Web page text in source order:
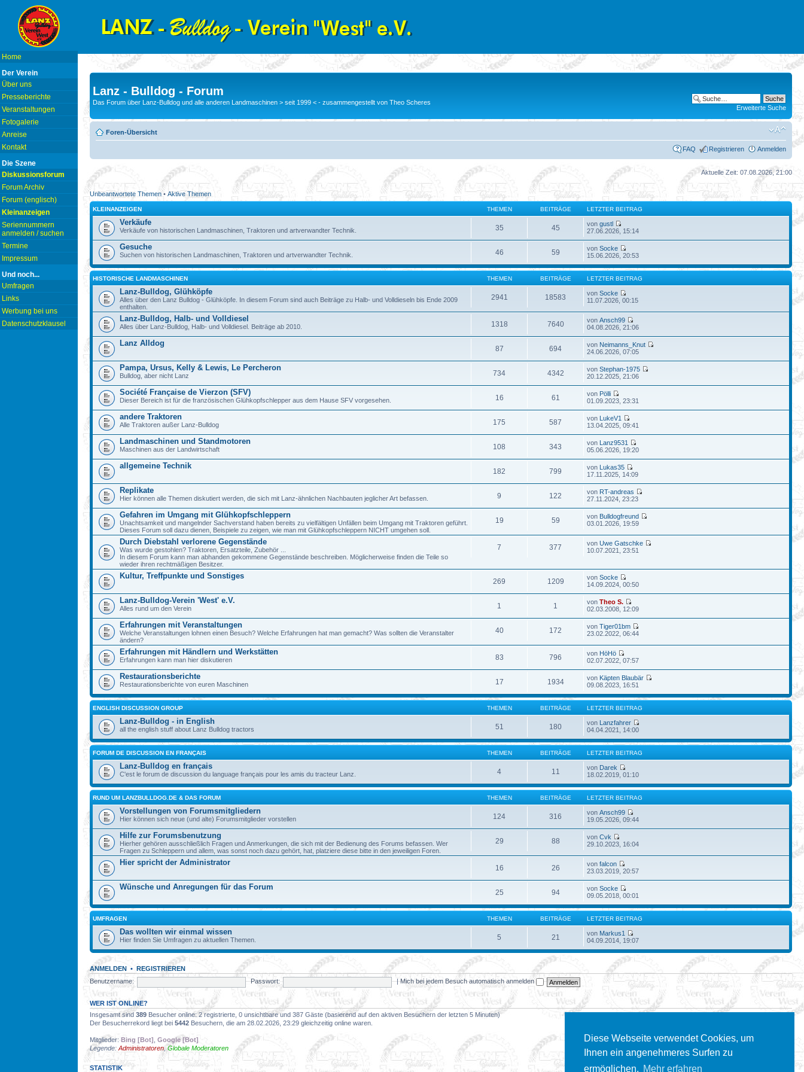
Diese Webseite verwendet Cookies, um
Ihnen ein angenehmeres Surfen zu
ermöglichen. Mehr erfahren
Home
Der Verein
Über uns
Presseberichte
Veranstaltungen
Fotogalerie
Anreise
Kontakt
Die Szene
Diskussionsforum
Forum Archiv
Forum (englisch)
Kleinanzeigen
Seriennummern
anmelden / suchen
Termine
Impressum
Und noch...
Umfragen
Links
Werbung bei uns
Datenschutzklausel
Lanz - Bulldog - Forum
Das Forum über Lanz-Bulldog und alle anderen Landmaschinen > seit 1999 < - zusammengestellt von Theo Scheres
Erweiterte Suche
Foren-Übersicht
FAQ Registrieren Anmelden
Aktuelle Zeit: 07.08.2026, 21:00
Unbeantwortete Themen• Aktive Themen
KLEINANZEIGEN THEMEN BEITRÄGE LETZTER BEITRAG
Verkäufe
Verkäufe von historischen Landmaschinen, Traktoren und artverwandter Technik. 35 45 vongustl
27.06.2026, 15:14
Gesuche
Suchen von historischen Landmaschinen, Traktoren und artverwandter Technik. 46 59 vonSocke
15.06.2026, 20:53
HISTORISCHE LANDMASCHINEN THEMEN BEITRÄGE LETZTER BEITRAG
Lanz-Bulldog, Glühköpfe
Alles über den Lanz Bulldog - Glühköpfe. In diesem Forum sind auch Beiträge zu Halb- und Volldieseln bis Ende 2009
enthalten.
2941 18583 vonSocke
11.07.2026, 00:15
Lanz-Bulldog, Halb- und Volldiesel
Alles über Lanz-Bulldog, Halb- und Volldiesel. Beiträge ab 2010. 1318 7640 vonAnsch99
04.08.2026, 21:06
Lanz Alldog
87 694 von Neimanns_Knut
24.06.2026, 07:05
Pampa, Ursus, Kelly & Lewis, Le Percheron
Bulldog, aber nicht Lanz 734 4342 vonStephan-1975
20.12.2025, 21:06
Société Française de Vierzon (SFV)
Dieser Bereich ist für die französischen Glühkopfschlepper aus dem Hause SFV vorgesehen. 16 61 von Pölli
01.09.2023, 23:31
andere Traktoren
Alle Traktoren außer Lanz-Bulldog 175 587 von LukeV1
13.04.2025, 09:41
Landmaschinen und Standmotoren
Maschinen aus der Landwirtschaft 108 343 von Lanz9531
05.06.2026, 19:20
allgemeine Technik
182 799 von Lukas35
17.11.2025, 14:09
Replikate
Hier können alle Themen diskutiert werden, die sich mit Lanz-ähnlichen Nachbauten jeglicher Art befassen. 9 122 von RT-andreas
27.11.2024, 23:23
Gefahren im Umgang mit Glühkopfschleppern
Unachtsamkeit und mangelnder Sachverstand haben bereits zu vielfältigen Unfällen beim Umgang mit Traktoren geführt.
Dieses Forum soll dazu dienen, Beispiele zu zeigen, wie man mit Glühkopfschleppern NICHT umgehen soll.
19 59 von Bulldogfreund
03.01.2026, 19:59
Durch Diebstahl verlorene Gegenstände
Was wurde gestohlen? Traktoren, Ersatzteile, Zubehör ...
In diesem Forum kann man abhanden gekommene Gegenstände beschreiben. Möglicherweise finden die Teile so
wieder ihren rechtmäßigen Besitzer.
7 377 vonUwe Gatschke
10.07.2021, 23:51
Kultur, Treffpunkte und Sonstiges
269 1209 vonSocke
14.09.2024, 00:50
Lanz-Bulldog-Verein 'West' e.V.
Alles rund um den Verein 1 1 vonTheo S.
02.03.2008, 12:09
Erfahrungen mit Veranstaltungen
Welche Veranstaltungen lohnen einen Besuch? Welche Erfahrungen hat man gemacht? Was sollten die Veranstalter
ändern?
40 172 vonTiger01bm
23.02.2022, 06:44
Erfahrungen mit Händlern und Werkstätten
Erfahrungen kann man hier diskutieren 83 796 von HöHö
02.07.2022, 07:57
Restaurationsberichte
Restaurationsberichte von euren Maschinen 17 1934 von Käpten Blaubär
09.08.2023, 16:51
ENGLISH DISCUSSION GROUP THEMEN BEITRÄGE LETZTER BEITRAG
Lanz-Bulldog - in English
all the english stuff about Lanz Bulldog tractors 51 180 von Lanzfahrer
04.04.2021, 14:00
FORUM DE DISCUSSION EN FRANÇAIS THEMEN BEITRÄGE LETZTER BEITRAG
Lanz-Bulldog en français
C'est le forum de discussion du language français pour les amis du tracteur Lanz. 4 11 von Darek
18.02.2019, 01:10
RUND UM LANZBULLDOG.DE & DAS FORUM THEMEN BEITRÄGE LETZTER BEITRAG
Vorstellungen von Forumsmitgliedern
Hier können sich neue (und alte) Forumsmitglieder vorstellen 124 316 vonAnsch99
19.05.2026, 09:44
Hilfe zur Forumsbenutzung
Hierher gehören ausschließlich Fragen und Anmerkungen, die sich mit der Bedienung des Forums befassen. Wer
Fragen zu Schleppern und allem, was sonst noch dazu gehört, hat, platziere diese bitte in den jeweiligen Foren.
29 88 vonCvk
29.10.2023, 16:04
Hier spricht der Administrator
16 26 vonfalcon
23.03.2019, 20:57
Wünsche und Anregungen für das Forum
25 94 vonSocke
09.05.2018, 00:01
UMFRAGEN THEMEN BEITRÄGE LETZTER BEITRAG
Das wollten wir einmal wissen
Hier finden Sie Umfragen zu aktuellen Themen. 5 21 von Markus1
04.09.2014, 19:07
ANMELDEN • REGISTRIEREN
Benutzername:
Passwort: |Mich bei jedem Besuch automatisch anmelden
WER IST ONLINE?
Insgesamt sind 389 Besucher online: 2 registrierte, 0 unsichtbare und 387 Gäste (basierend auf den aktiven Besuchern der letzten 5 Minuten)
Der Besucherrekord liegt bei 5442 Besuchern, die am 28.02.2026, 23:29 gleichzeitig online waren.
Mitglieder: Bing [Bot] Google [Bot]
Legende: Administratoren ,Globale Moderatoren
STATISTIK